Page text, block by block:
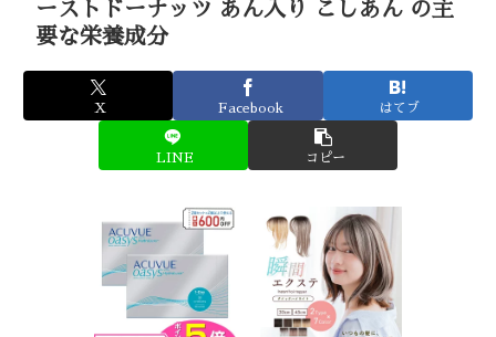
ーストドーナッツ あん入り こしあん の主
要な栄養成分
X Facebook はてブ
LINE コピー